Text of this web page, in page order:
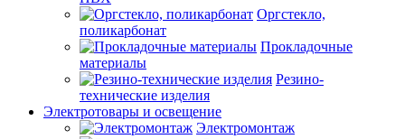
Оргстекло,
поликарбонат
Прокладочные
материалы
Резино-
технические изделия
Электротовары и освещение
Электромонтаж